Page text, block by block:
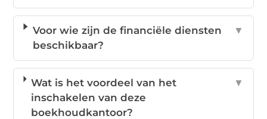
Voor wie zijn de financiële diensten
beschikbaar?
▼
Wat is het voordeel van het
inschakelen van deze
boekhoudkantoor?
▼